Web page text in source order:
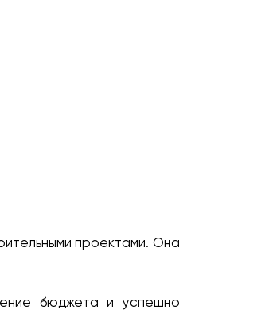
проектами. Она
бюджета и успешно